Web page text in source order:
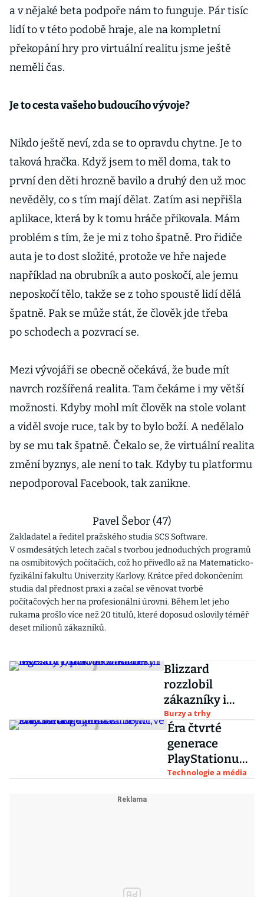
a v nějaké beta podpoře nám to funguje. Pár tisíc
lidí to v této podobě hraje, ale na kompletní
překopání hry pro virtuální realitu jsme ještě
neměli čas.
Je to cesta vašeho budoucího vývoje?
Nikdo ještě neví, zda se to opravdu chytne. Je to
taková hračka. Když jsem to měl doma, tak to
první den děti hrozně bavilo a druhý den už moc
nevěděly, co s tím mají dělat. Zatím asi nepřišla
aplikace, která by k tomu hráče přikovala. Mám
problém s tím, že je mi z toho špatně. Pro řidiče
auta je to dost složité, protože ve hře najede
například na obrubník a auto poskočí, ale jemu
neposkočí tělo, takže se z toho spoustě lidí dělá
špatně. Pak se může stát, že člověk jde třeba
po schodech a pozvrací se.
Mezi vývojáři se obecně očekává, že bude mít
navrch rozšířená realita. Tam čekáme i my větší
možnosti. Kdyby mohl mít člověk na stole volant
a viděl svoje ruce, tak by to bylo boží. A nedělalo
by se mu tak špatně. Čekalo se, že virtuální realita
změní byznys, ale není to tak. Kdyby tu platformu
nepodporoval Facebook, tak zanikne.
Pavel Šebor (47)
Zakladatel a ředitel pražského studia SCS Software.
V osmdesátých letech začal s tvorbou jednoduchých programů
na osmibitových počítačích, což ho přivedlo až na Matematicko-
fyzikální fakultu Univerzity Karlovy. Krátce před dokončením
studia dal přednost praxi a začal se věnovat tvorbě
počítačových her na profesionální úrovni. Během let jeho
rukama prošlo více než 20 titulů, které doposud oslovily téměř
deset milionů zákazníků.
Blizzard
rozzlobil
zákazníky i
investory,
pokračování
herní legendy
Diablo zklamalo
Burzy a trhy
Éra čtvrté
generace
PlayStationu
pomalu končí,
Technologie a média